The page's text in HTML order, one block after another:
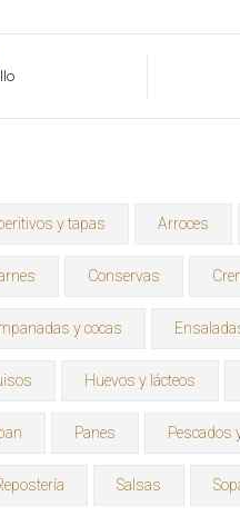
y tapas Arroces
Conservas
y cocas
Huevos y lácteos
Panes Pescados
Salsas